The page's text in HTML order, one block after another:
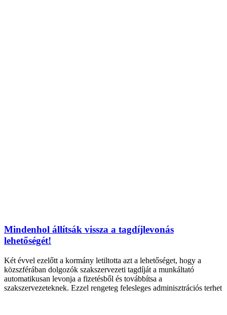
Mindenhol állítsák vissza a tagdíjlevonás
lehetőségét!
Két évvel ezelőtt a kormány letiltotta azt a lehetőséget, hogy a
közszférában dolgozók szakszervezeti tagdíját a munkáltató
automatikusan levonja a fizetésből és továbbítsa a
szakszervezeteknek. Ezzel rengeteg felesleges adminisztrációs terhet